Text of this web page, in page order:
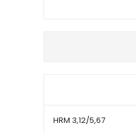
HRM 3,12/5,67